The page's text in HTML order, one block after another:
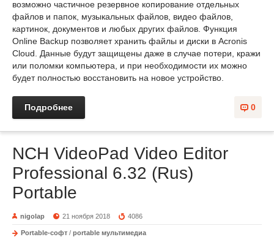
возможно частичное резервное копирование отдельных
файлов и папок, музыкальных файлов, видео файлов,
картинок, документов и любых других файлов. Функция
Online Backup позволяет хранить файлы и диски в Acronis
Cloud. Данные будут защищены даже в случае потери, кражи
или поломки компьютера, и при необходимости их можно
будет полностью восстановить на новое устройство.
0
Подробнее
NCH VideoPad Video Editor
Professional 6.32 (Rus)
Portable
nigolap 21 ноября 2018 4086
Portable-софт / portable мультимедиа